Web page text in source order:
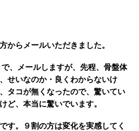
からメールいただきました。
、メールしますが、先程、骨盤体
せいなのか・良くわからないけ
タコが無くなったので、驚いてい
ど、本当に驚いでいます。
す。９割の方は変化を実感してく